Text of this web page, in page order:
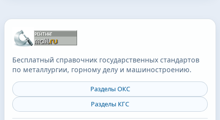
Бесплатный справочник государственных стандартов
по металлургии, горному делу и машиностроению.
Разделы ОКС
Разделы КГС